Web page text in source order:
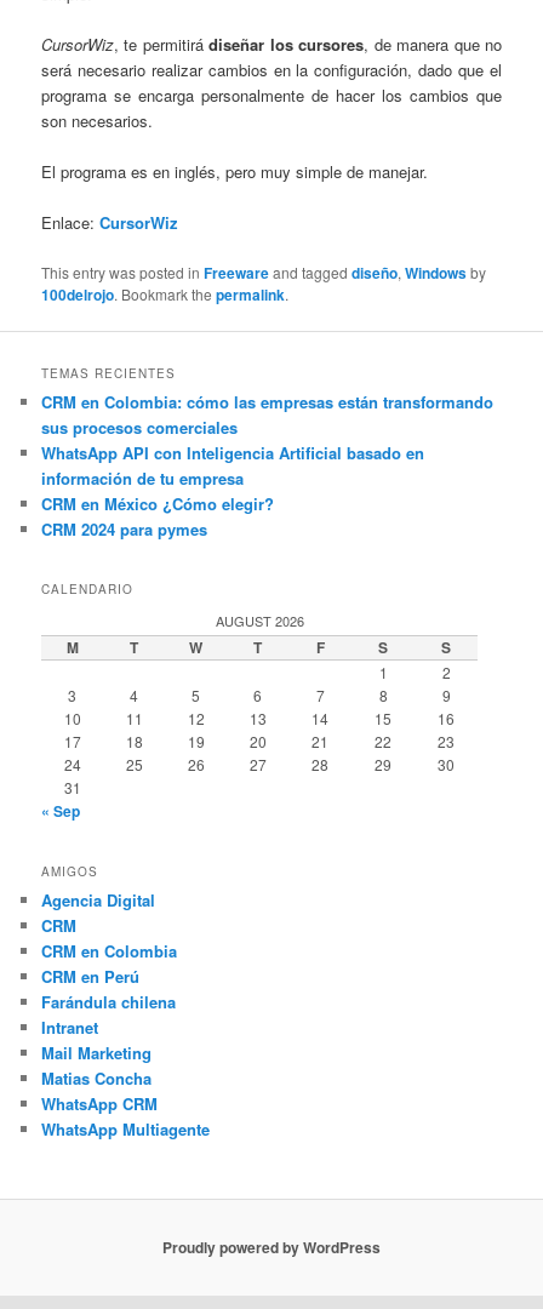
CursorWiz, te permitirádiseñar los cursores, de manera que no
será necesario realizar cambios en la configuración, dado que el
programa se encarga personalmente de hacer los cambios que
son necesarios.
El programa es en inglés, pero muy simple de manejar.
Enlace:CursorWiz
This entry was posted inFreewareand taggeddiseño,Windowsby
100delrojo. Bookmark thepermalink.
TEMAS RECIENTES
CRM en Colombia: cómo las empresas están transformando
sus procesos comerciales
WhatsApp API con Inteligencia Artificial basado en
información de tu empresa
CRM en México ¿Cómo elegir?
CRM 2024 para pymes
CALENDARIO
AUGUST 2026
M T W T F S S
1
2
3
4 5 6 7 8
9
10
11 12 13 14 15
16
17
18 19 20 21 22
23
24
25 26 27 28 29
30
31
« Sep
AMIGOS
Agencia Digital
CRM
CRM en Colombia
CRM en Perú
Farándula chilena
Intranet
Mail Marketing
Matias Concha
WhatsApp CRM
WhatsApp Multiagente
Proudly powered by WordPress